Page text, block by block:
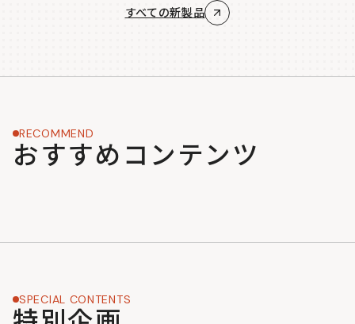
すべての新製品
RECOMMEND
おすすめコンテンツ
SPECIAL CONTENTS